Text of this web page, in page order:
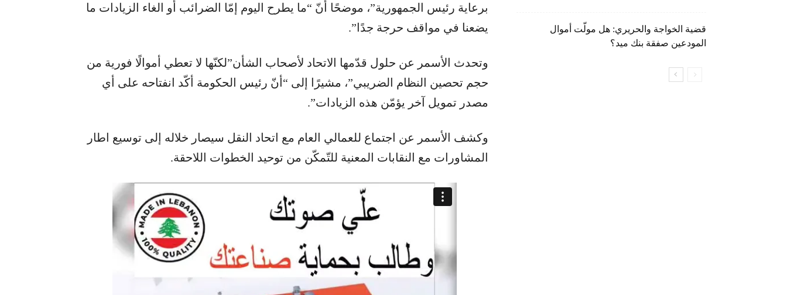
برعاية رئيس الجمهورية”، موضحًا أنّ “ما يطرح اليوم إمّا الضرائب أو الغاء الزيادات ما
يضعنا في مواقف حرجة جدًا”.
وتحدث الأسمر عن حلول قدّمها الاتحاد لأصحاب الشأن”لكنّها لا تعطي أموالًا فورية من
حجم تحصين النظام الضريبي”، مشيرًا إلى “أنّ رئيس الحكومة أكّد انفتاحه على أي
مصدر تمويل آخر يؤمّن هذه الزيادات”.
وكشف الأسمر عن اجتماع للعمالي العام مع اتحاد النقل سيصار خلاله إلى توسيع اطار
المشاورات مع النقابات المعنية للتّمكّن من توحيد الخطوات اللاحقة.
قضية الخواجة والحريري: هل مولّت أموال
المودعين صفقة بنك ميد؟